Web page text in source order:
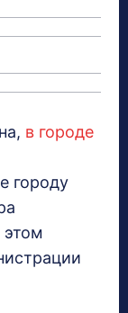
в городе
городу
этом